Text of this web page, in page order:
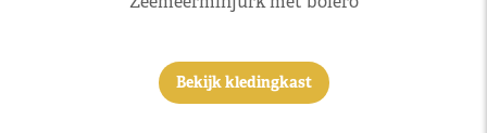
Bekijk kledingkast